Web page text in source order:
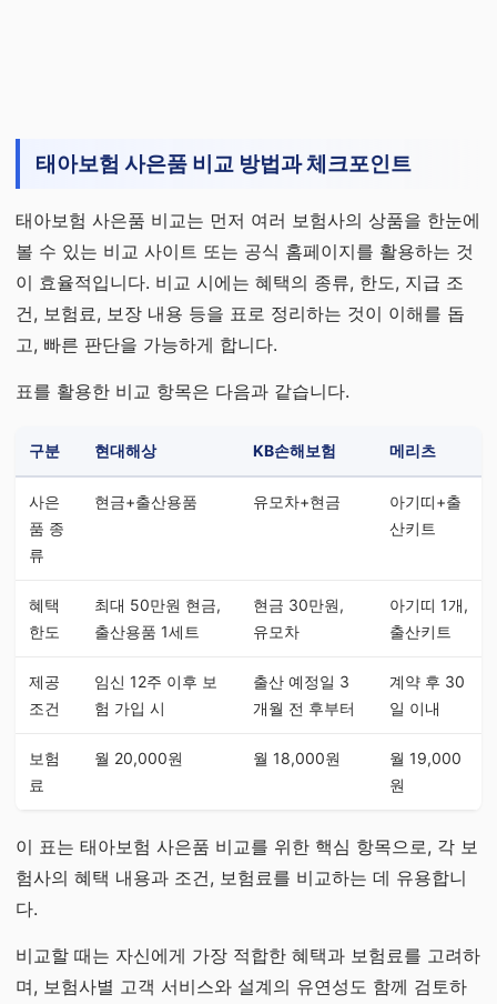
태아보험 사은품 비교 방법과 체크포인트
태아보험 사은품 비교는 먼저 여러 보험사의 상품을 한눈에
볼 수 있는 비교 사이트 또는 공식 홈페이지를 활용하는 것
이 효율적입니다. 비교 시에는 혜택의 종류, 한도, 지급 조
건, 보험료, 보장 내용 등을 표로 정리하는 것이 이해를 돕
고, 빠른 판단을 가능하게 합니다.
표를 활용한 비교 항목은 다음과 같습니다.
구분 현대해상 KB손해보험 메리츠
사은
품 종
류
현금+출산용품 유모차+현금
아기띠+출
산키트
혜택
한도
최대 50만원 현금,
출산용품 1세트
현금 30만원,
유모차
아기띠 1개,
출산키트
제공
조건
임신 12주 이후 보
험 가입 시
출산 예정일 3
개월 전 후부터
계약 후 30
일 이내
보험
료
월 20,000원 월 18,000원
월 19,000
원
이 표는 태아보험 사은품 비교를 위한 핵심 항목으로, 각 보
험사의 혜택 내용과 조건, 보험료를 비교하는 데 유용합니
다.
비교할 때는 자신에게 가장 적합한 혜택과 보험료를 고려하
며, 보험사별 고객 서비스와 설계의 유연성도 함께 검토하